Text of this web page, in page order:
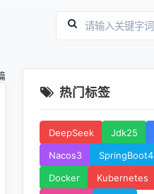
热门标签
DeepSeek Jdk25
Nacos3
SpringBoot4
Docker
Kubernetes